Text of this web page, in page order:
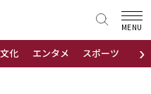
›
化 エンタメ スポーツ 地域
MENU